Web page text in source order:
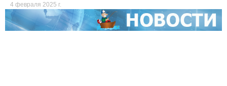
4 февраля 2025 г.